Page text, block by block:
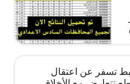
تسفر عن اعتقال